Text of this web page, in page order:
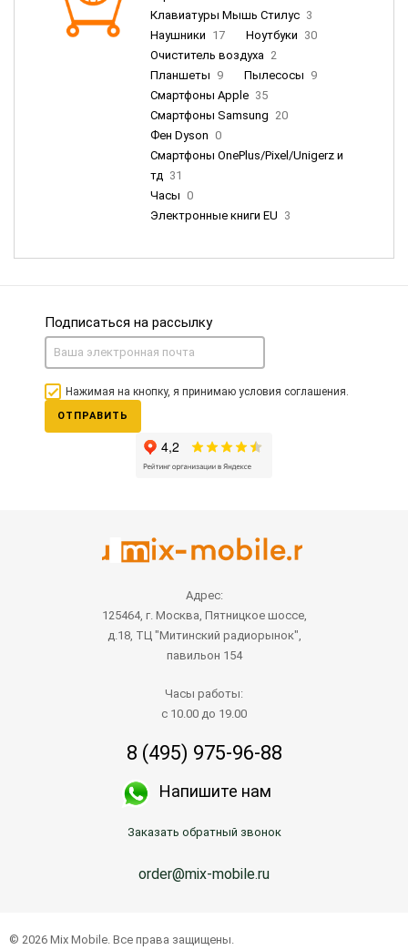
Написать продавцу
Клавиатуры Мышь Стилус 3
Наушники 17 Ноутбуки 30
Очиститель воздуха 2
Планшеты 9 Пылесосы 9
Смартфоны Apple 35
Смартфоны Samsung 20
Фен Dyson 0
Смартфоны OnePlus/Pixel/Unigerz и
тд 31
Часы 0
Электронные книги EU 3
Подписаться на рассылку
Нажимая на кнопку, я принимаю условия соглашения.
ОТПРАВИТЬ
Адрес:
125464, г. Москва, Пятницкое шоссе,
д.18, ТЦ "Митинский радиорынок",
павильон 154
Часы работы:
с 10.00 до 19.00
8 (495) 975-96-88
Напишите нам
Заказать обратный звонок
order@mix-mobile.ru
© 2026 Mix Mobile. Все права защищены.